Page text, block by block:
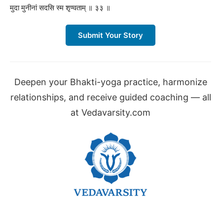
मुदा मुनीनां सदसि स्म श‍ृण्वताम् ॥ ३३ ॥
Submit Your Story
Deepen your Bhakti-yoga practice, harmonize
relationships, and receive guided coaching — all
at Vedavarsity.com